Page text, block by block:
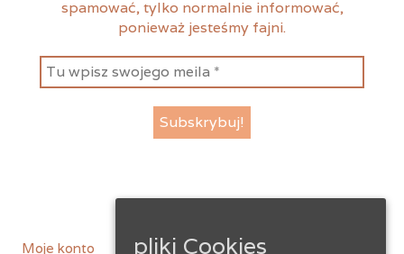
spamować, tylko normalnie informować,
ponieważ jesteśmy fajni.
instagramfacebook
Moje konto pliki Cookies